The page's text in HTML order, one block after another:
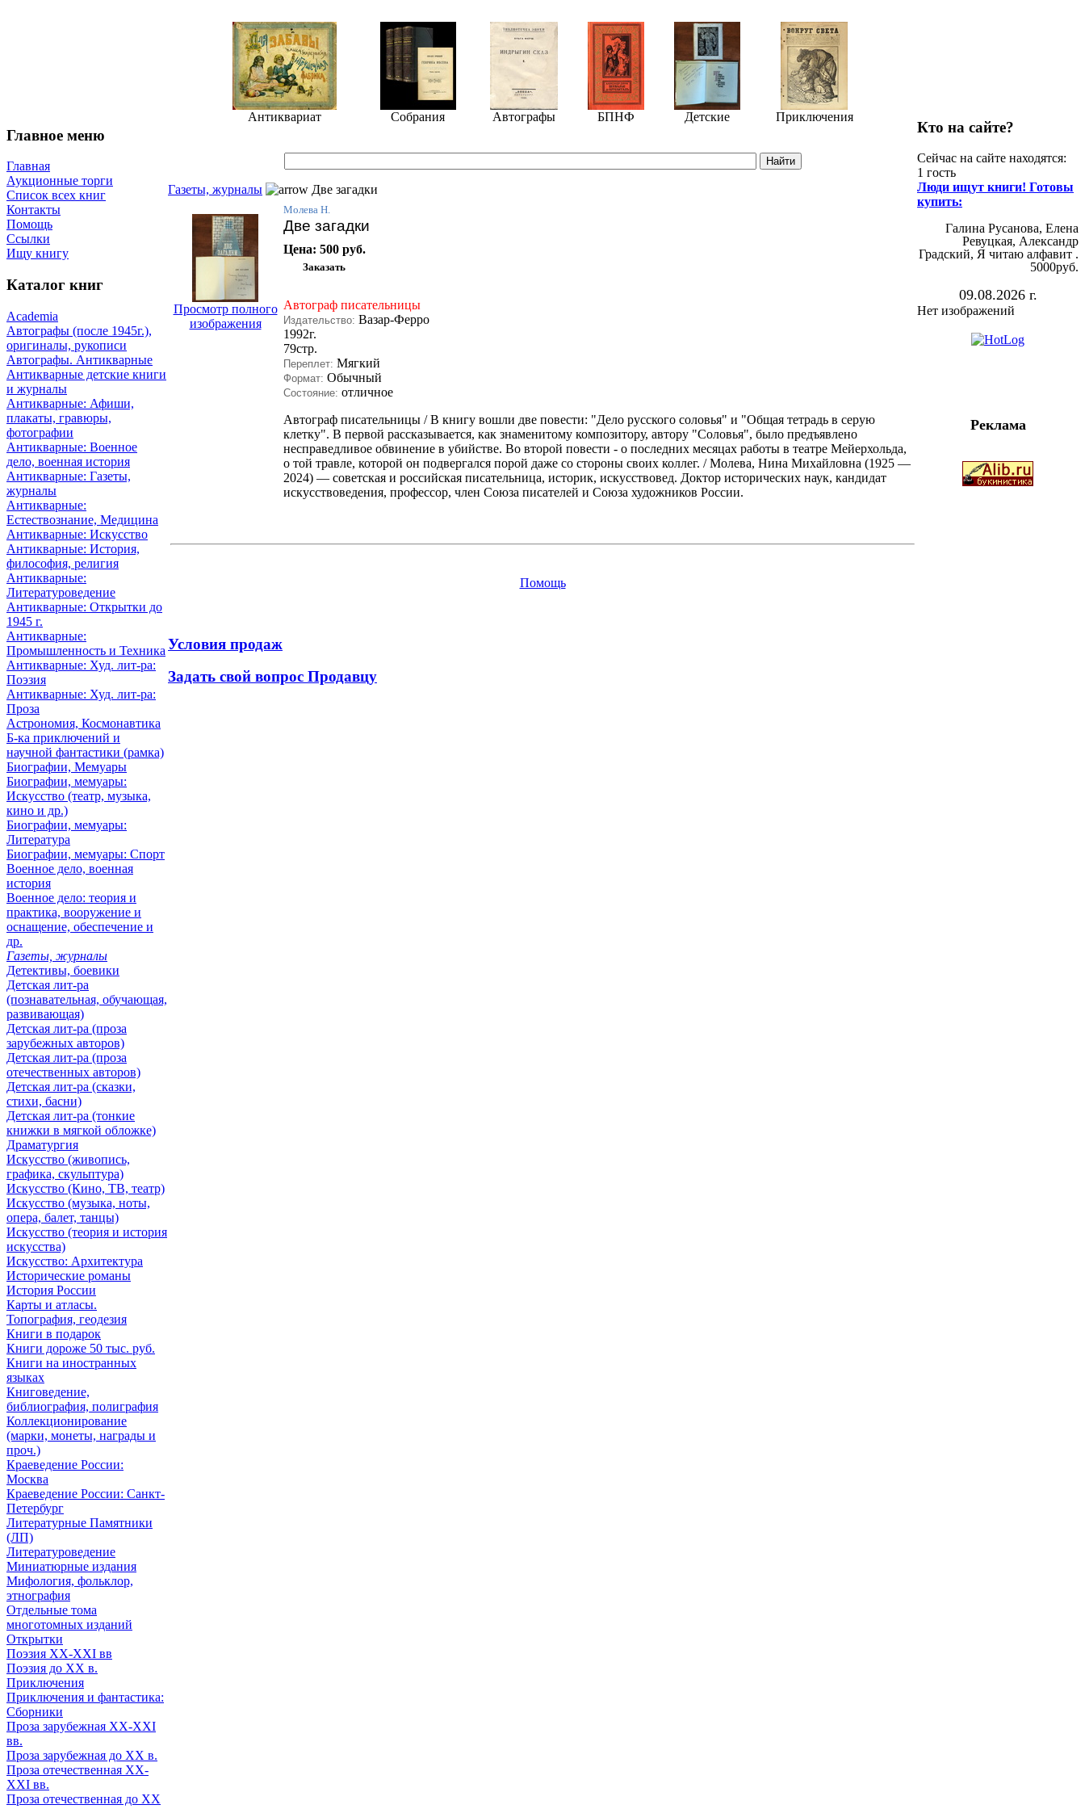
Главное меню
Главная
Аукционные торги
Список всех книг
Контакты
Помощь
Ссылки
Ищу книгу
Каталог книг
Academia
Автографы (после 1945г.),
оригиналы, рукописи
Автографы. Антикварные
Антикварные детские книги
и журналы
Антикварные: Афиши,
плакаты, гравюры,
фотографии
Антикварные: Военное
дело, военная история
Антикварные: Газеты,
журналы
Антикварные:
Естествознание, Медицина
Антикварные: Искусство
Антикварные: История,
философия, религия
Антикварные:
Литературоведение
Антикварные: Открытки до
1945 г.
Антикварные:
Промышленность и Техника
Антикварные: Худ. лит-ра:
Поэзия
Антикварные: Худ. лит-ра:
Проза
Астрономия, Космонавтика
Б-ка приключений и
научной фантастики (рамка)
Биографии, Мемуары
Биографии, мемуары:
Искусство (театр, музыка,
кино и др.)
Биографии, мемуары:
Литература
Биографии, мемуары: Спорт
Военное дело, военная
история
Военное дело: теория и
практика, вооружение и
оснащение, обеспечение и
др.
Газеты, журналы
Детективы, боевики
Детская лит-ра
(познавательная, обучающая,
развивающая)
Детская лит-ра (проза
зарубежных авторов)
Детская лит-ра (проза
отечественных авторов)
Детская лит-ра (сказки,
стихи, басни)
Детская лит-ра (тонкие
книжки в мягкой обложке)
Драматургия
Искусствo (живопись,
графика, скульптура)
Искусствo (Кино, ТВ, театр)
Искусствo (музыка, ноты,
опера, балет, танцы)
Искусствo (теория и история
искусства)
Искусство: Архитектура
Исторические романы
История России
Карты и атласы.
Топография, геодезия
Книги в подарок
Книги дороже 50 тыс. руб.
Книги на иностранных
языках
Книговедение,
библиография, полиграфия
Коллекционирование
(марки, монеты, награды и
проч.)
Краеведение России:
Москва
Краеведение России: Санкт-
Петербург
Литературные Памятники
(ЛП)
Литературоведение
Миниатюрные издания
Мифология, фольклор,
этнография
Отдельные тома
многотомных изданий
Открытки
Поэзия XX-XXI вв
Поэзия до XX в.
Приключения
Приключения и фантастика:
Сборники
Проза зарубежная XX-XXI
вв.
Проза зарубежная до XX в.
Проза отечественная XX-
XXI вв.
Проза отечественная до XX
Антиквариат Собрания Автографы БПНФ Детские Приключения
Газеты, журналы Две загадки
Просмотр полного
изображения
Молева Н.
Две загадки
Цена: 500 руб.
Автограф писательницы
Издательство: Вазар-Ферро
1992г.
79стр.
Переплет: Мягкий
Формат: Обычный
Состояние: отличное
Автограф писательницы / В книгу вошли две повести: "Дело русского соловья" и "Общая тетрадь в серую
клетку". В первой рассказывается, как знаменитому композитору, автору "Соловья", было предъявлено
несправедливое обвинение в убийстве. Во второй повести - о последних месяцах работы в театре Мейерхольда,
о той травле, которой он подвергался порой даже со стороны своих коллег. / Молева, Нина Михайловна (1925 —
2024) — советская и российская писательница, историк, искусствовед. Доктор исторических наук, кандидат
искусствоведения, профессор, член Союза писателей и Союза художников России.
Помощь
Условия продаж
Задать свой вопрос Продавцу
Кто на сайте?
Сейчас на сайте находятся:
1 гость
Люди ищут книги! Готовы
купить:
Галина Русанова, Елена
Ревуцкая, Александр
Градский, Я читаю алфавит .
5000руб.
09.08.2026 г.
Нет изображений
Реклама